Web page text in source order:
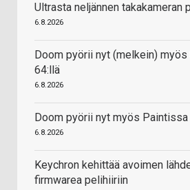
Ultrasta neljännen takakameran
6.8.2026
Doom pyörii nyt (melkein)
64:llä
6.8.2026
Doom pyörii nyt myös Paintissa
6.8.2026
Keychron kehittää avoimen
firmwarea pelihiiriin